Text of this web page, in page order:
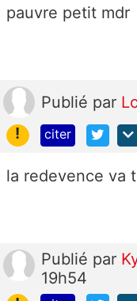
pauvre petit mdr
Publié par
!
citer
la redevence va
Publié par
19h54